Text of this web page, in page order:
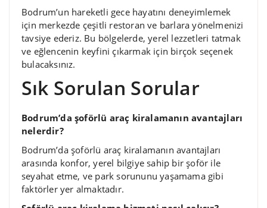
Bodrum’un hareketli gece hayatını deneyimlemek
için merkezde çeşitli restoran ve barlara yönelmenizi
tavsiye ederiz. Bu bölgelerde, yerel lezzetleri tatmak
ve eğlencenin keyfini çıkarmak için birçok seçenek
bulacaksınız.
Sık Sorulan Sorular
Bodrum’da şoförlü araç kiralamanın avantajları
nelerdir?
Bodrum’da şoförlü araç kiralamanın avantajları
arasında konfor, yerel bilgiye sahip bir şoför ile
seyahat etme, ve park sorununu yaşamama gibi
faktörler yer almaktadır.